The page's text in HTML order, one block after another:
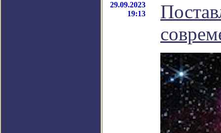
29.09.2023
19:13